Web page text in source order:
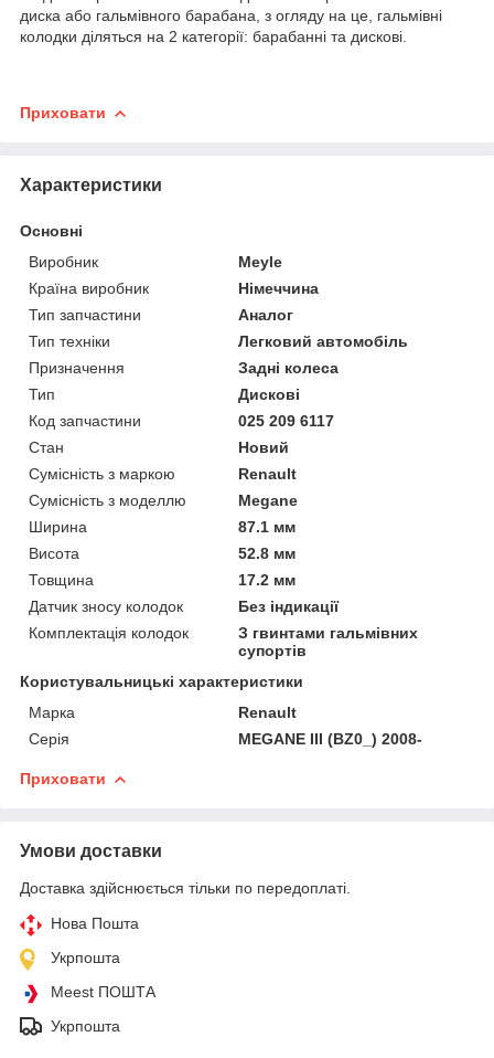
диска або гальмівного барабана, з огляду на це, гальмівні
колодки діляться на 2 категорії: барабанні та дискові.
Приховати
Характеристики
Основні
Виробник
Meyle
Країна виробник
Німеччина
Тип запчастини
Аналог
Тип техніки
Легковий автомобіль
Призначення
Задні колеса
Тип
Дискові
Код запчастини
025 209 6117
Стан
Новий
Сумісність з маркою
Renault
Сумісність з моделлю
Megane
Ширина
87.1 мм
Висота
52.8 мм
Товщина
17.2 мм
Датчик зносу колодок
Без індикації
Комплектація колодок
З гвинтами гальмівних
супортів
Користувальницькі характеристики
Марка
Renault
Серія
MEGANE III (BZ0_) 2008-
Приховати
Умови доставки
Доставка здійснюється тільки по передоплаті.
Нова Пошта
Укрпошта
Meest ПОШТА
Укрпошта